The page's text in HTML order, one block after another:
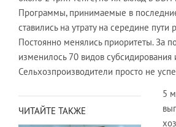
Программы, принимаемые в
ставились на утрату на середине пути
Постоянно менялись приоритеты. За
изменилось 70 видов
Сельхозпроизводители просто не
ЧИТАЙТЕ ТАКЖЕ
5